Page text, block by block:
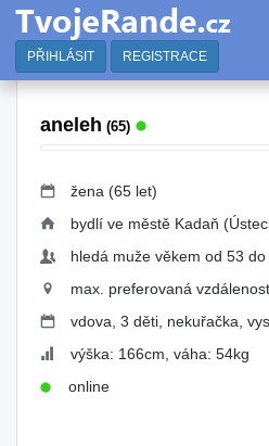
PŘIHLÁSIT REGISTRACE
aneleh (65)
žena (65 let)
bydlí ve městě Kadaň
hledá muže věkem od 53
max. preferovaná
vdova, 3 děti, nekuřačka,
výška: 166cm, váha: 54kg
online